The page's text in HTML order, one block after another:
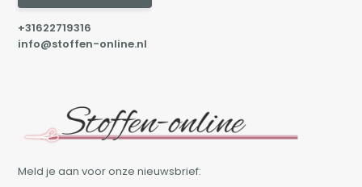
+31622719316
info@stoffen-online.nl
Meld je aan voor onze nieuwsbrief: